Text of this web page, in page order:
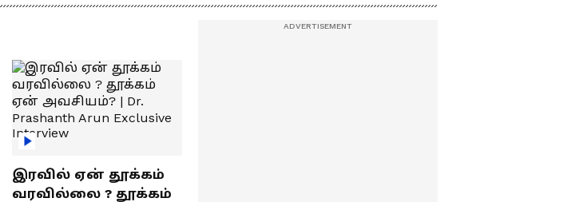
இரவில் ஏன் தூக்கம்
வரவில்லை ? தூக்கம்